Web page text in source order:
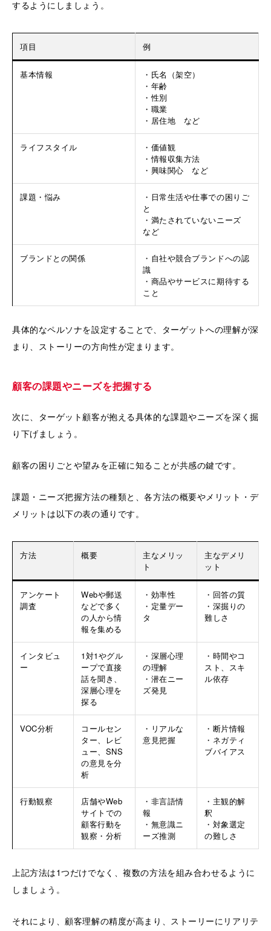
するようにしましょう。
項目 例
基本情報
・氏名（架空）
・年齢
・性別
・職業
・居住地 など
ライフスタイル
・価値観
・情報収集方法
・興味関心 など
課題・悩み
・日常生活や仕事での困りご
と
・満たされていないニーズ
など
ブランドとの関係
・自社や競合ブランドへの認
識
・商品やサービスに期待する
こと
具体的なペルソナを設定することで、ターゲットへの理解が深
まり、ストーリーの方向性が定まります。
顧客の課題やニーズを把握する
次に、ターゲット顧客が抱える具体的な課題やニーズを深く掘
り下げましょう。
顧客の困りごとや望みを正確に知ることが共感の鍵です。
課題・ニーズ把握方法の種類と、各方法の概要やメリット・デ
メリットは以下の表の通りです。
方法 概要
主なメリッ
ト
主なデメリ
ット
アンケート
調査
Webや郵送
などで多く
の人から情
報を集める
・効率性
・定量デー
タ
・回答の質
・深掘りの
難しさ
インタビュ
ー
1対1やグル
ープで直接
話を聞き、
深層心理を
探る
・深層心理
の理解
・潜在ニー
ズ発見
・時間やコ
スト、スキ
ル依存
VOC分析
コールセン
ター、レビ
ュー、SNS
の意見を分
析
・リアルな
意見把握
・断片情報
・ネガティ
ブバイアス
行動観察
店舗やWeb
サイトでの
顧客行動を
観察・分析
・非言語情
報
・無意識ニ
ーズ推測
・主観的解
釈
・対象選定
の難しさ
上記方法は1つだけでなく、複数の方法を組み合わせるように
しましょう。
それにより、顧客理解の精度が高まり、ストーリーにリアリテ